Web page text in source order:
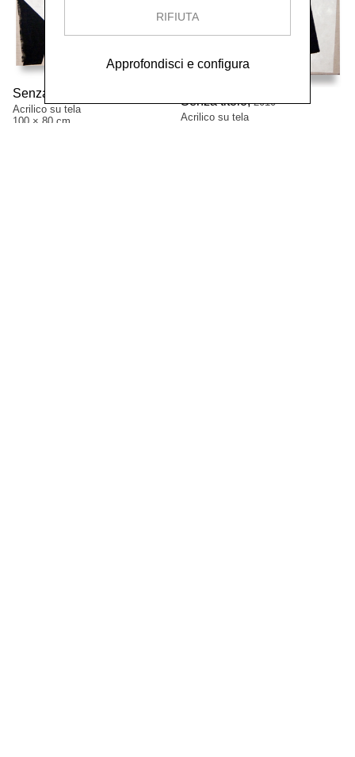
Senza titolo,
Acrilico su tela
100 × 80 cm
Senza titolo, 2010
Acrilico su tela
RIFIUTA
Approfondisci e configura